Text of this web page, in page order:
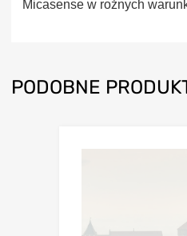
Micasense w rożnych
PODOBNE